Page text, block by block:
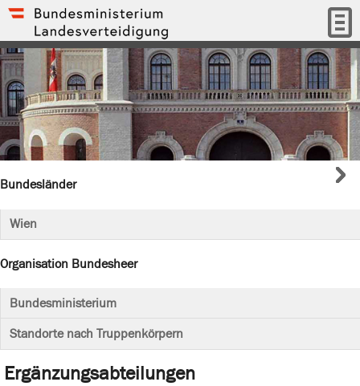
Bundesländer
Wien
Organisation Bundesheer
Bundesministerium
Standorte nach Truppenkörpern
Ergänzungsabteilungen